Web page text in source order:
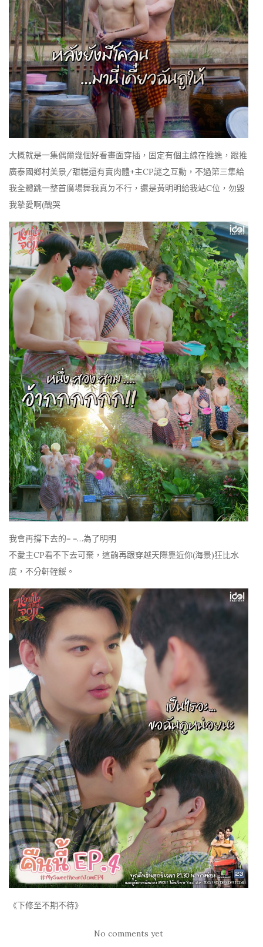
大概就是一集偶爾幾個好看畫面穿插，固定有個主線在推進，跟推
廣泰國鄉村美景/甜糕還有賣肉體+主CP謎之互動，不過第三集給
我全體跳一整首廣場舞我真ㄉ不行，還是黃明明給我站C位，勿毀
我摯愛啊(醜哭
我會再撐下去的= =…為了明明
不愛主CP看不下去可棄，這齣再跟穿越天際靠近你(海景)狂比水
度，不分軒輊餒。
《下修至不期不待》
No comments yet